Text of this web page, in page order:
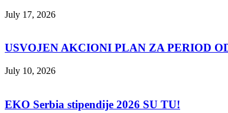
July 17, 2026
USVOJEN AKCIONI PLAN ZA PERIOD
July 10, 2026
EKO Serbia stipendije 2026 SU TU!